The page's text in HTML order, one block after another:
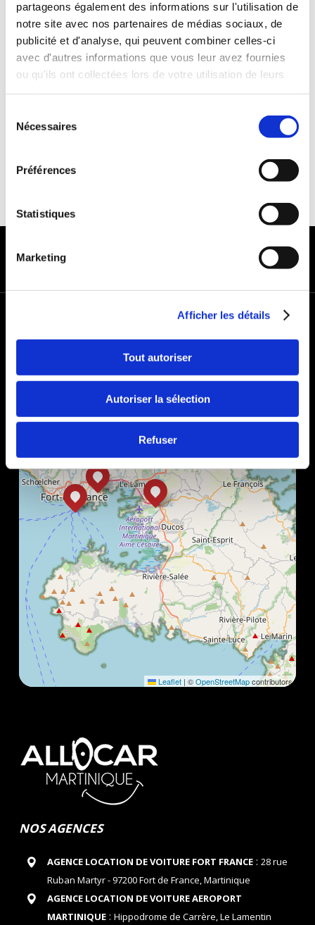
partageons également des informations sur l'utilisation de
notre site avec nos partenaires de médias sociaux, de
publicité et d'analyse, qui peuvent combiner celles-ci
avec d'autres informations que vous leur avez fournies
ou qu'ils ont collectées lors de votre utilisation de leurs
Nécessaires
Préférences
Statistiques
Marketing
Afficher les détails
Tout autoriser
Autoriser la sélection
Refuser
Années de permis :2 ans
ASSURANCE
Franchise : 1000 €
Caution :1000 €
−
Leaflet | ©OpenStreetMapcontributors
NOS AGENCES
AGENCE LOCATION DE VOITURE FORT FRANCE: 28 rue
Ruban Martyr - 97200 Fort de France, Martinique
AGENCE LOCATION DE VOITURE AEROPORT
MARTINIQUE: Hippodrome de Carrère, Le Lamentin